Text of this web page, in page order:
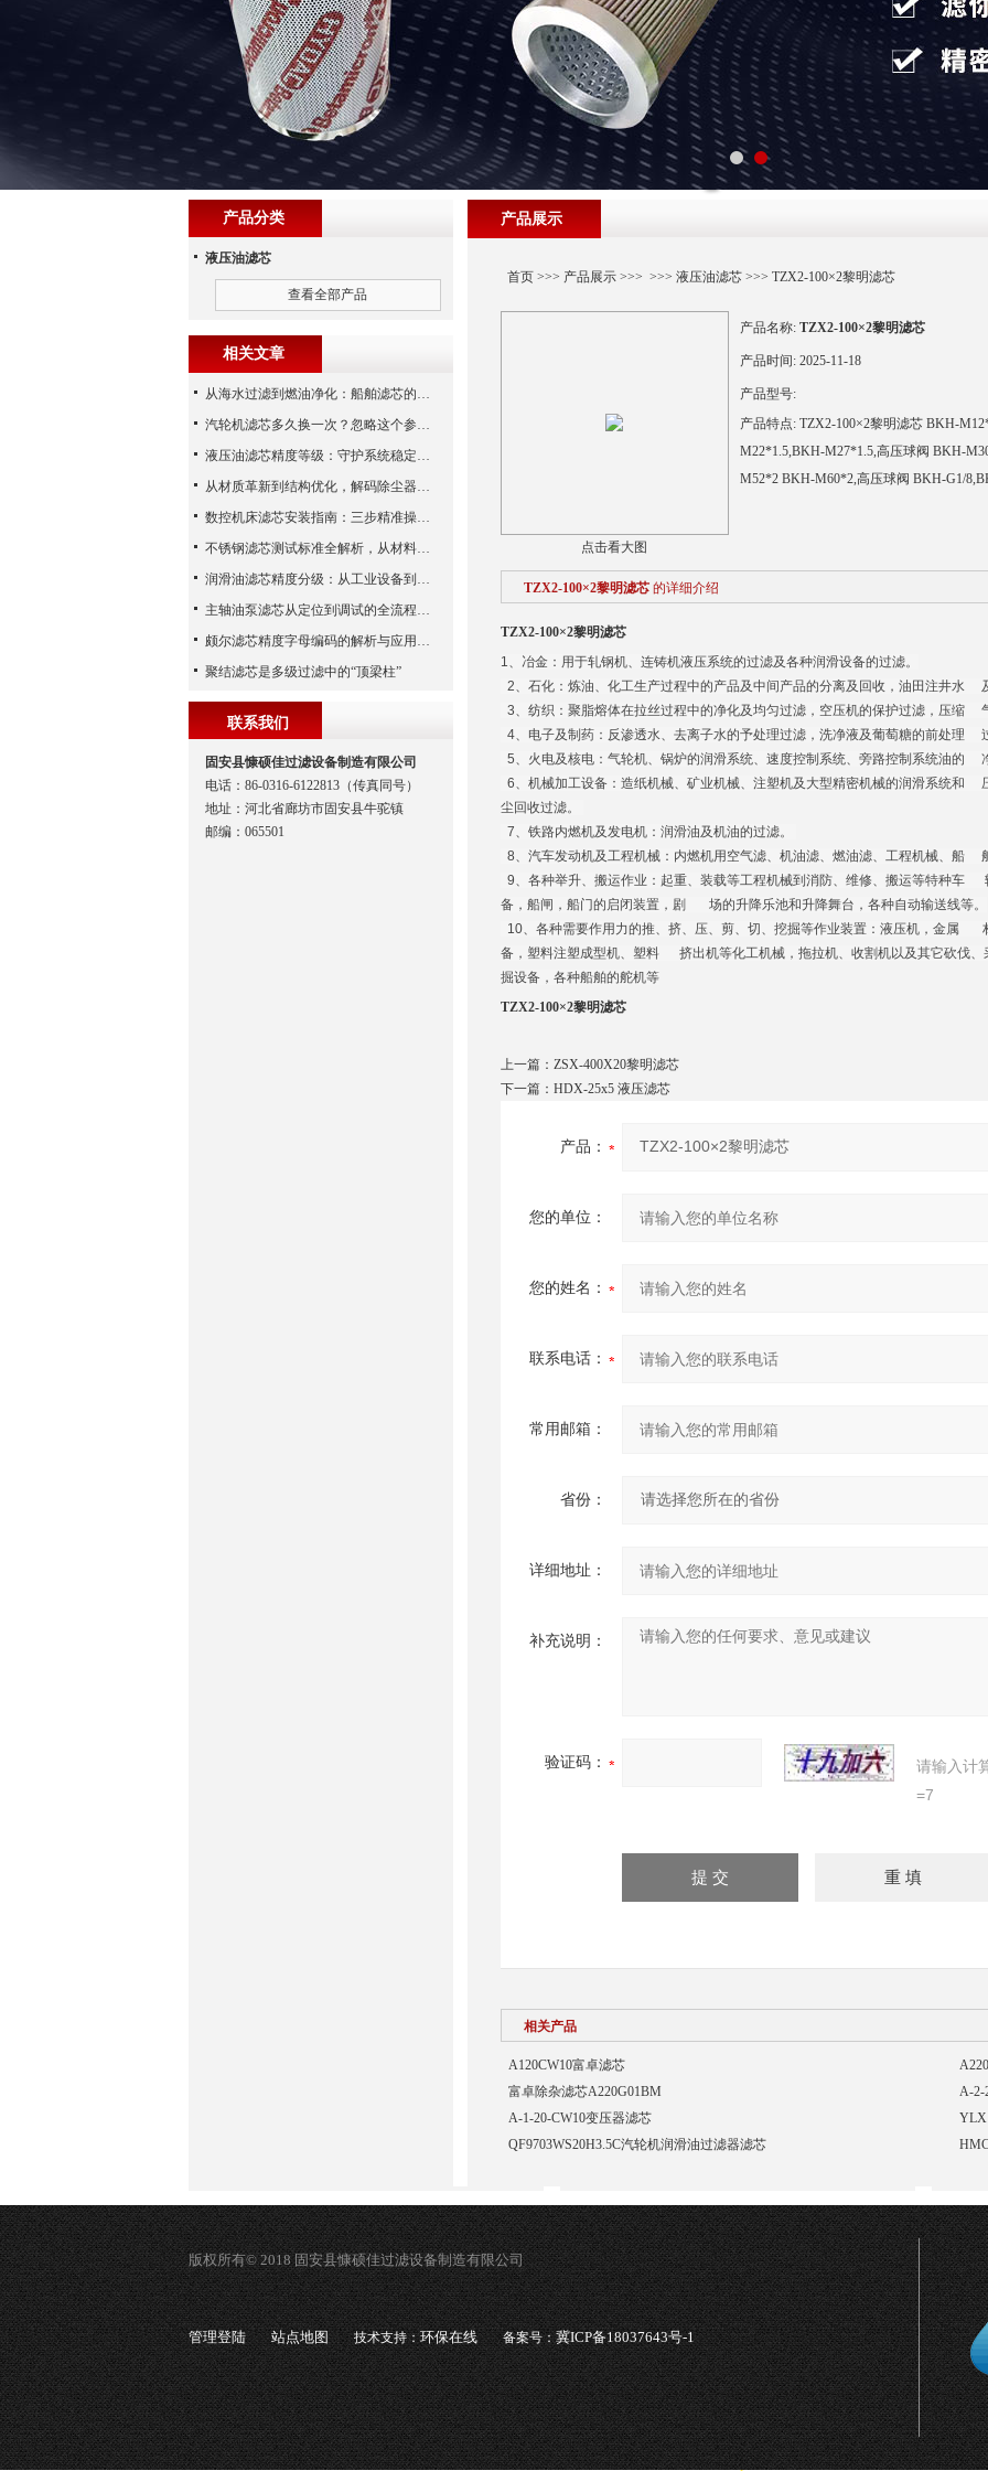
产品展示
首页>>> 产品展示>>> >>> 液压油滤芯>>> TZX2-100×2黎明滤芯
点击看大图
产品名称: TZX2-100×2黎明滤芯
产品时间: 2025-11-18
产品型号:
产品特点: TZX2-100×2黎明滤芯 BKH-
M22*1.5,BKH-M27*1.5,高压球阀 BKH-
M52*2 BKH-M60*2,高压球阀 BKH-G1/
TZX2-100×2黎明滤芯 的详细介绍
TZX2-100×2黎明滤芯
1、冶金：用于轧钢机、连铸机液压系统的过滤及各种润滑设备的过滤。
2、石化：炼油、化工生产过程中的产品及中间产品的分离及回收，油田注井水
3、纺织：聚脂熔体在拉丝过程中的净化及均匀过滤，空压机的保护过滤，压缩
4、电子及制药：反渗透水、去离子水的予处理过滤，洗净液及葡萄糖的前处理
5、火电及核电：气轮机、锅炉的润滑系统、速度控制系统、旁路控制系统油的
6、机械加工设备：造纸机械、矿业机械、注塑机及大型精密机械的润滑系统和
尘回收过滤。
7、铁路内燃机及发电机：润滑油及机油的过滤。
8、汽车发动机及工程机械：内燃机用空气滤、机油滤、燃油滤、工程机械、船
9、各种举升、搬运作业：起重、装载等工程机械到消防、维修、搬运等特种车
备，船闸，船门的启闭装置，剧 场的升降乐池和升降舞台，各种自动输送线等。
10、各种需要作用力的推、挤、压、剪、切、挖掘等作业装置：液压机，金属
备，塑料注塑成型机、塑料 挤出机等化工机械，拖拉机、收割机以及其它砍伐
掘设备，各种船舶的舵机等
TZX2-100×2黎明滤芯
上一篇： ZSX-400X20黎明滤芯
下一篇： HDX-25x5 液压滤芯
产品：
您的单位：
您的姓名：
联系电话：
常用邮箱：
省份：
详细地址：
补充说明：
验证码：
请输入计
=7
相关产品
A120CW10富卓滤芯
富卓除杂滤芯A220G01BM
A-2-
A-1-20-CW10变压器滤芯
QF9703WS20H3.5C汽轮机润滑油过滤器滤芯
产品分类
液压油滤芯
查看全部产品
相关文章
从海水过滤到燃油净化：船舶滤芯的多场景应用解析
汽轮机滤芯多久换一次？忽略这个参数，机组非停损失可能上百万！
液压油滤芯精度等级：守护系统稳定与寿命的“微米标尺”
从材质革新到结构优化，解码除尘器滤芯性能跃升的核心逻辑
数控机床滤芯安装指南：三步精准操作，杜绝设备“亚健康”
不锈钢滤芯测试标准全解析，从材料性能到应用场景的严苛验证
润滑油滤芯精度分级：从工业设备到精密系统的过滤密码
主轴油泵滤芯从定位到调试的全流程解析
颇尔滤芯精度字母编码的解析与应用指南
聚结滤芯是多级过滤中的“顶梁柱”
联系我们
固安县慷硕佳过滤设备制造有限公司
电话：86-0316-6122813（传真同号）
地址：河北省廊坊市固安县牛驼镇
邮编：065501
版权所有© 2018 固安县慷硕佳过滤设备制造有限公司
管理登陆 站点地图 技术支持：环保在线 备案号：冀ICP备18037643号-1